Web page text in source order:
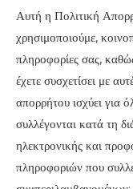
Αυτή η Πολιτική
χρησιμοποιούμε,
πληροφορίες σας,
έχετε συσχετίσει με
απορρήτου ισχύει για
συλλέγονται κατά τη
ηλεκτρονικής και
πληροφοριών που